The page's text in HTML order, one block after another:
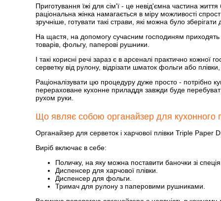
Приготування їжі для сім'ї - це невід'ємна частина
раціональна жінка намагається в міру можливості
зручніше, готувати такі страви, які можна було зберігати
На щастя, на допомогу сучасним господиням приходять
товарів, фольгу, паперові рушники.
І такі корисні речі зараз є в арсеналі практично кожної
серветку від рулону, відрізати шматок фольги або
Раціоналізувати цю процедуру дуже просто - потрібно
перераховане кухонне приладдя завжди буде
рухом руки.
Що являє собою органайзер для кухонного
Органайзер для серветок і харчової плівки Trіple Рaper
Виріб включає в себе:
Поличку, на яку можна поставити баночки зі
Диспенсер для харчової плівки.
Диспенсер для фольги.
Тримач для рулону з паперовими рушниками.